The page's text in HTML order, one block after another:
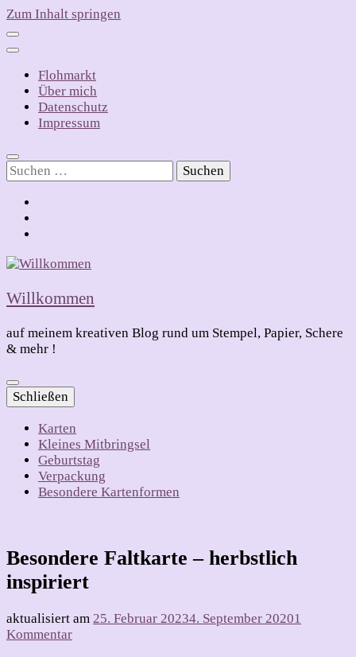
Zum Inhalt springen
Flohmarkt
Über mich
Datenschutz
Impressum
Suchen
nach:
Willkommen
auf meinem kreativen Blog rund um Stempel, Papier, Schere
& mehr !
Schließen
Karten
Kleines Mitbringsel
Geburtstag
Verpackung
Besondere Kartenformen
Besondere Faltkarte – herbstlich
inspiriert
aktualisiert am 25. Februar 20234. September 20201
Kommentarzu